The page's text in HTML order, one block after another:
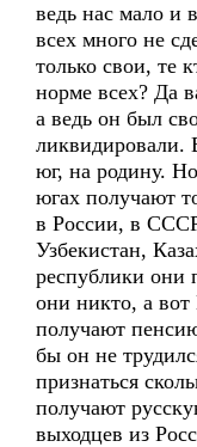
ведь нас мало и
всех много не
только свои, те
норме всех? Да
а ведь он был
ликвидировали.
юг, на родину.
югах получают
в России, в
Узбекистан,
республики они
они никто, а вот
получают
бы он не
признаться
получают
выходцев из